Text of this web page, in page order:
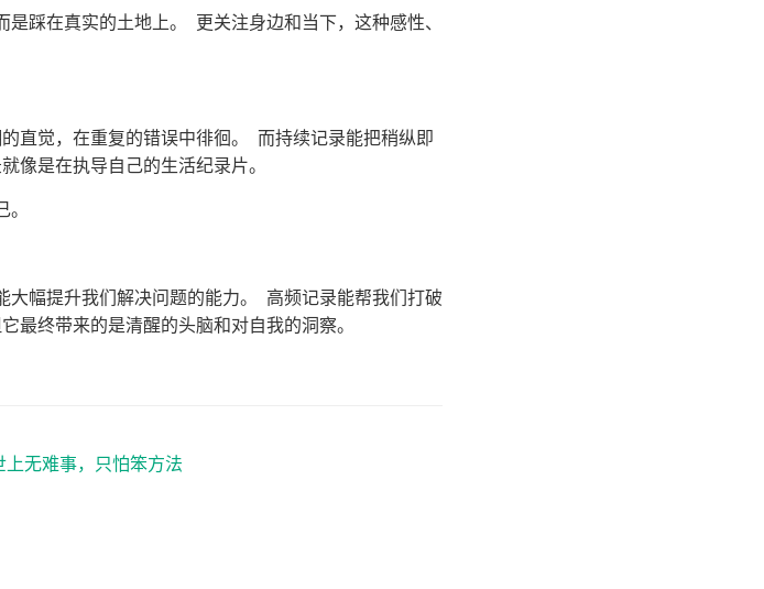
踩在真实的土地上。 更关注身边和当下，这种感性、
直觉，在重复的错误中徘徊。 而持续记录能把稍纵即
像是在执导自己的生活纪录片。
幅提升我们解决问题的能力。 高频记录能帮我们打破
最终带来的是清醒的头脑和对自我的洞察。
无难事，只怕笨方法